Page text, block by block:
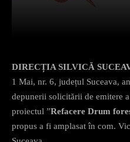
DIRECȚIA SILVICĂ
1 Mai, nr. 6, județul Suceava,
depunerii solicitării de emitere
proiectul ”Refacere Drum
propus a fi amplasat în com.